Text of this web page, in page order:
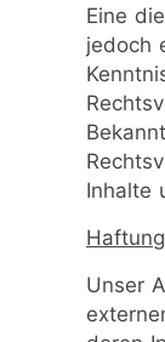
Eine
jedoch
Inhalte
Unser